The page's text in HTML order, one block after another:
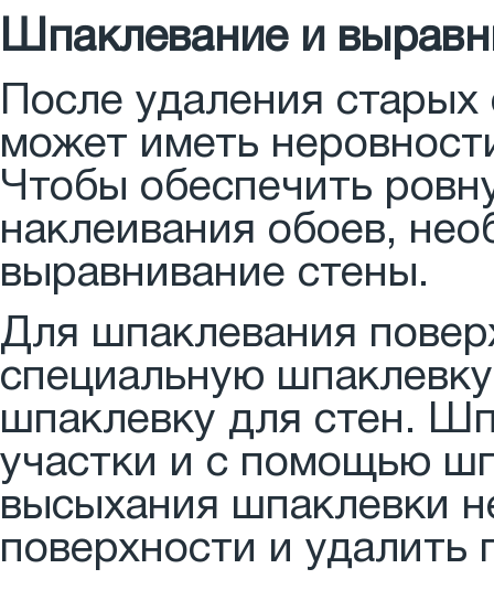
Шпаклевание и
После удаления старых
может иметь
Чтобы обеспечить
наклеивания обоев,
выравнивание стены.
Для шпаклевания
специальную
шпаклевку для стен.
участки и с помощью
высыхания шпаклевки
поверхности и удалить